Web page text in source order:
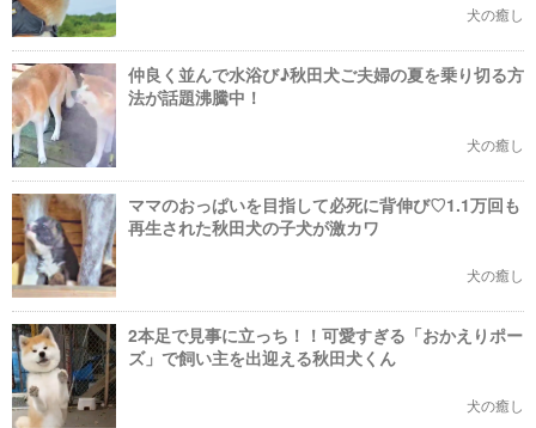
犬の癒し
仲良く並んで水浴び♪秋田犬ご夫婦の夏を乗り切る方
法が話題沸騰中！
犬の癒し
ママのおっぱいを目指して必死に背伸び♡1.1万回も
再生された秋田犬の子犬が激カワ
犬の癒し
2本足で見事に立っち！！可愛すぎる「おかえりポー
ズ」で飼い主を出迎える秋田犬くん
犬の癒し